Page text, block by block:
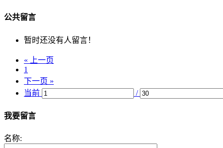
公共留言
暂时还没有人留言！
« 上一页
1
下一页 »
当前
/
我要留言
名称: